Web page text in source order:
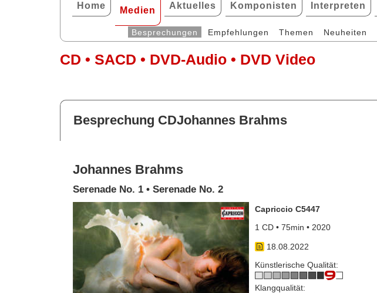
Home Medien Aktuelles Komponisten Interpreten
Besprechungen Empfehlungen Themen Neuheiten
CD • SACD • DVD-Audio • DVD Video
Besprechung CDJohannes Brahms
Johannes Brahms
Serenade No. 1 • Serenade No. 2
Capriccio C5447
1 CD • 75min • 2020
18.08.2022
Künstlerische Qualität:
Klangqualität: